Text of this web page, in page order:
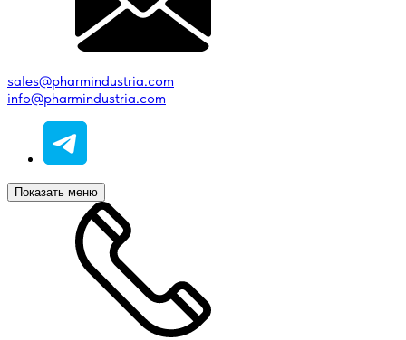
sales@pharmindustria.com
info@pharmindustria.com
Показать меню